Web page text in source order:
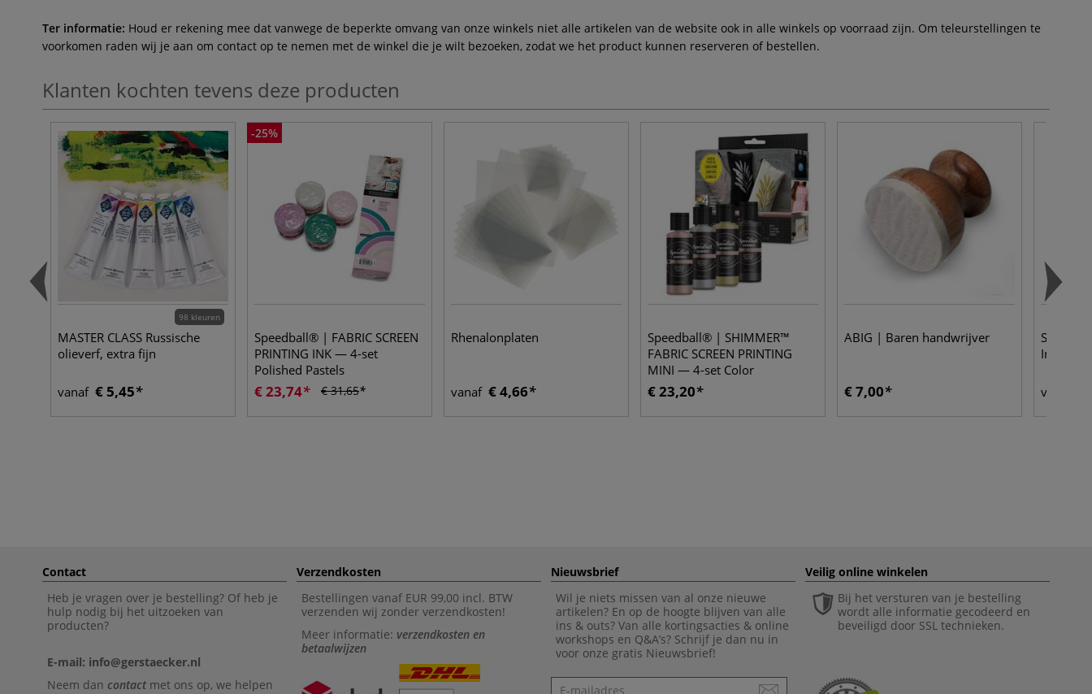
Ter informatie: Houd er rekening mee dat vanwege de beperkte omvang van onze winkels niet alle artikelen van de website ook in alle winkels op voorraad zijn. Om teleurstellingen te
voorkomen raden wij je aan om contact op te nemen met de winkel die je wilt bezoeken, zodat we het product kunnen reserveren of bestellen.
Klanten kochten tevens deze producten
98 kleuren
MASTER CLASS Russische
olieverf, extra fijn
vanaf € 5,45
-25%
Speedball® | FABRIC SCREEN
PRINTING INK — 4-set
Polished Pastels
€ 23,74 € 31,65
Rhenalonplaten
vanaf € 4,66
Speedball® | SHIMMER™
FABRIC SCREEN PRINTING
MINI — 4-set Color
€ 23,20
ABIG | Baren handwrijver
€ 7,00 vanaf
Contact
Heb je vragen over je bestelling? Of heb je
hulp nodig bij het uitzoeken van
producten?
E-mail: info@gerstaecker.nl
Neem dan contactmet ons op, we helpen
Verzendkosten
Bestellingen vanaf EUR 99,00 incl. BTW
verzenden wij zonder verzendkosten!
Meer informatie: verzendkosten en
betaalwijzen
Nieuwsbrief
Wil je niets missen van al onze nieuwe
artikelen? En op de hoogte blijven van alle
ins & outs? Van alle kortingsacties & online
workshops en Q&A’s? Schrijf je dan nu in
voor onze gratis Nieuwsbrief!
Nieuwsbrief
Veilig online winkelen
Bij het versturen van je bestelling
wordt alle informatie gecodeerd en
beveiligd door SSL technieken.